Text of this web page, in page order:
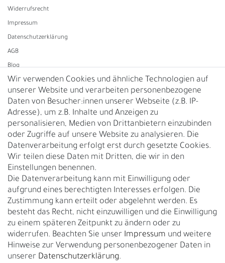
Widerrufs­recht
Impressum
Daten­schutz­erklärung
AGB
Blog
Vertrag widerrufen
UNTERNEHMEN
Nachhaltigkeit
Kontakt
Über uns
Rückgabe
Gürtelgröße messen
Garantie
GESCHÄFTSKUNDEN & HÄNDLER
B2B Geschäftskunden
Wir verwenden Cookies und ähnliche Technologien auf
unserer Website und verarbeiten personenbezogene
Daten von Besucher:innen unserer Webseite (z.B. IP-
Adresse), um z.B. Inhalte und Anzeigen zu
personalisieren, Medien von Drittanbietern einzubinden
oder Zugriffe auf unsere Website zu analysieren. Die
Datenverarbeitung erfolgt erst durch gesetzte Cookies.
Wir teilen diese Daten mit Dritten, die wir in den
Einstellungen benennen.
Die Datenverarbeitung kann mit Einwilligung oder
aufgrund eines berechtigten Interesses erfolgen. Die
Zustimmung kann erteilt oder abgelehnt werden. Es
besteht das Recht, nicht einzuwilligen und die Einwilligung
zu einem späteren Zeitpunkt zu ändern oder zu
widerrufen. Beachten Sie unser Impressum und weitere
Hinweise zur Verwendung personenbezogener Daten in
unserer Daten­schutz­erklärung.